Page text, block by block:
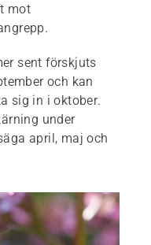
mot
sent förskjuts
och kan
sig in i oktober.
under
april, maj och